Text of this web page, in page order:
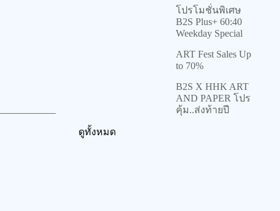
โปรโมชั่นพิเศษ B2S
Plus+ 60:40
Weekday Special
ART Fest Sales
Up to 70%
B2S X HHK ART
AND PAPER โปร
คุ้ม..ส่งท้ายปี
ดูทั้งหมด